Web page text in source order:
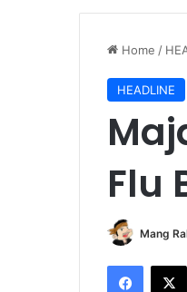
Home /
HEADLINE
Flu
Mang
X